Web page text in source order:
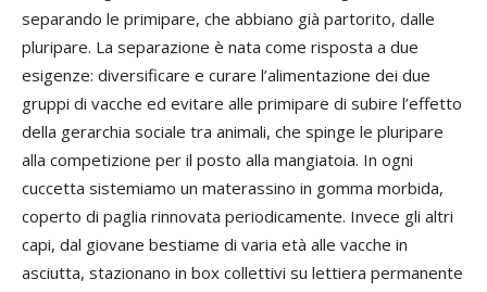
separando le primipare, che abbiano già partorito, dalle
pluripare. La separazione è nata come risposta a due
esigenze: diversificare e curare l’alimentazione dei due
gruppi di vacche ed evitare alle primipare di subire l’effetto
della gerarchia sociale tra animali, che spinge le pluripare
alla competizione per il posto alla mangiatoia. In ogni
cuccetta sistemiamo un materassino in gomma morbida,
coperto di paglia rinnovata periodicamente. Invece gli altri
capi, dal giovane bestiame di varia età alle vacche in
asciutta, stazionano in box collettivi su lettiera permanente